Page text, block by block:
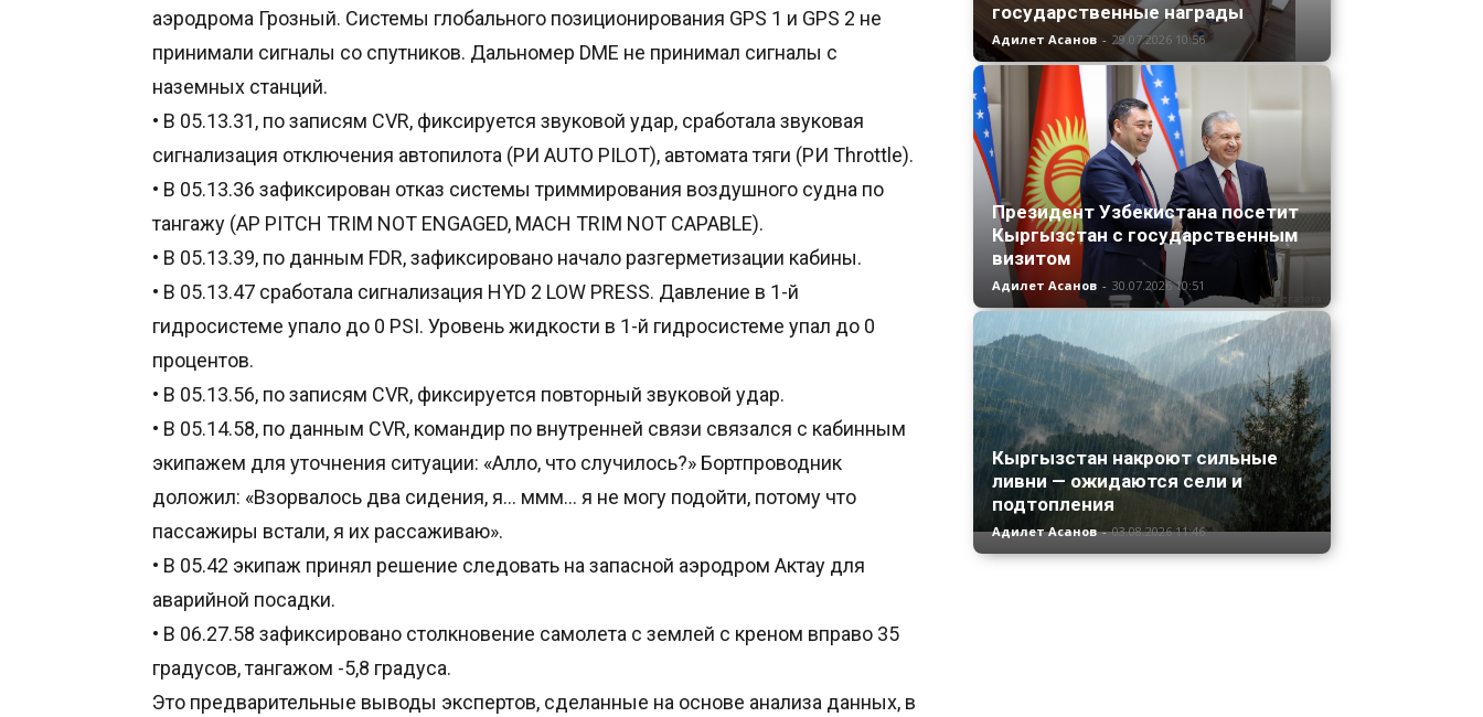
аэродрома Грозный. Системы глобального позиционирования GPS 1 и GPS 2 не
принимали сигналы со спутников. Дальномер DME не принимал сигналы с
наземных станций.
• В 05.13.31, по записям CVR, фиксируется звуковой удар, сработала звуковая
сигнализация отключения автопилота (РИ AUTO PILOT), автомата тяги (РИ Throttle).
• В 05.13.36 зафиксирован отказ системы триммирования воздушного судна по
тангажу (AP PITCH TRIM NOT ENGAGED, MACH TRIM NOT CAPABLE).
• В 05.13.39, по данным FDR, зафиксировано начало разгерметизации кабины.
• В 05.13.47 сработала сигнализация HYD 2 LOW PRESS. Давление в 1-й
гидросистеме упало до 0 PSI. Уровень жидкости в 1-й гидросистеме упал до 0
процентов.
• В 05.13.56, по записям CVR, фиксируется повторный звуковой удар.
• В 05.14.58, по данным CVR, командир по внутренней связи связался с кабинным
экипажем для уточнения ситуации: «Алло, что случилось?» Бортпроводник
доложил: «Взорвалось два сидения, я… ммм… я не могу подойти, потому что
пассажиры встали, я их рассаживаю».
• В 05.42 экипаж принял решение следовать на запасной аэродром Актау для
аварийной посадки.
• В 06.27.58 зафиксировано столкновение самолета с землей с креном вправо 35
градусов, тангажом -5,8 градуса.
Это предварительные выводы экспертов, сделанные на основе анализа данных, в
государственные награды
Адилет Асанов - 29.07.2026 10:56
Президент Узбекистана посетит
Кыргызстан с государственным
визитом
Адилет Асанов - 30.07.2026 10:51
Кыргызстан накроют сильные
ливни — ожидаются сели и
подтопления
Адилет Асанов - 03.08.2026 11:46